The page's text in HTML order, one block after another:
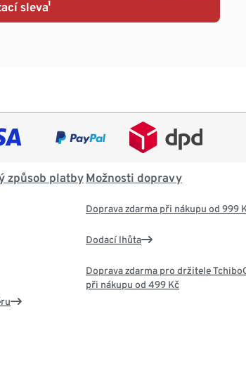
sleva¹
způsob platby Možnosti dopravy
Doprava zdarma při nákupu od 999
Dodací lhůta
Doprava zdarma pro držitele
při nákupu od 499 Kč